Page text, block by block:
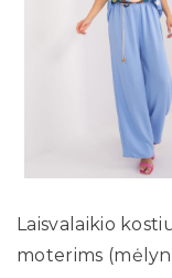
Laisvalaikio
moterims